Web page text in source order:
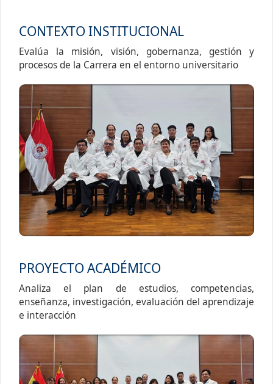
CONTEXTO INSTITUCIONAL
Evalúa la misión, visión, gobernanza, gestión y
procesos de la Carrera en el entorno universitario
PROYECTO ACADÉMICO
Analiza el plan de estudios, competencias,
enseñanza, investigación, evaluación del aprendizaje
e interacción